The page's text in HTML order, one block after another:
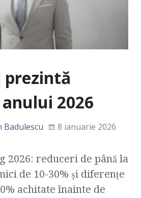
prezintă
2026
Badulescu
8 ianuarie 2026
2026: reduceri de până la
de 10-30% și diferențe
achitate înainte de